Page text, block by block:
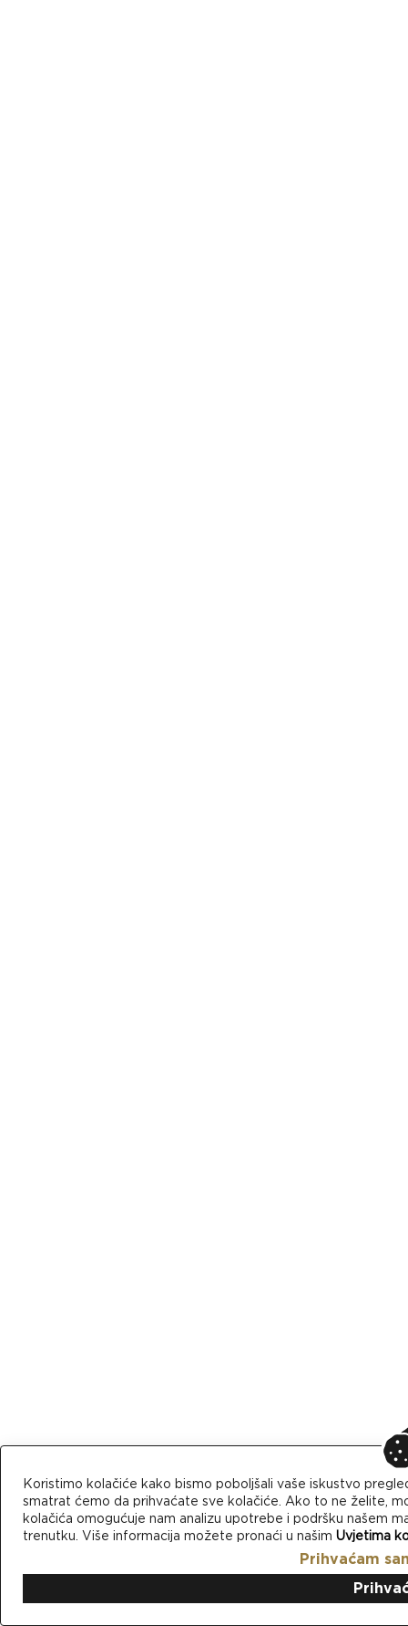
Koristimo kolačiće kako bismo poboljšali vaše iskustvo
smatrat ćemo da prihvaćate sve kolačiće. Ako to ne želite,
kolačića omogućuje nam analizu upotrebe i podršku našem
trenutku. Više informacija možete pronaći u našim Uvjetima
Prihvaćam